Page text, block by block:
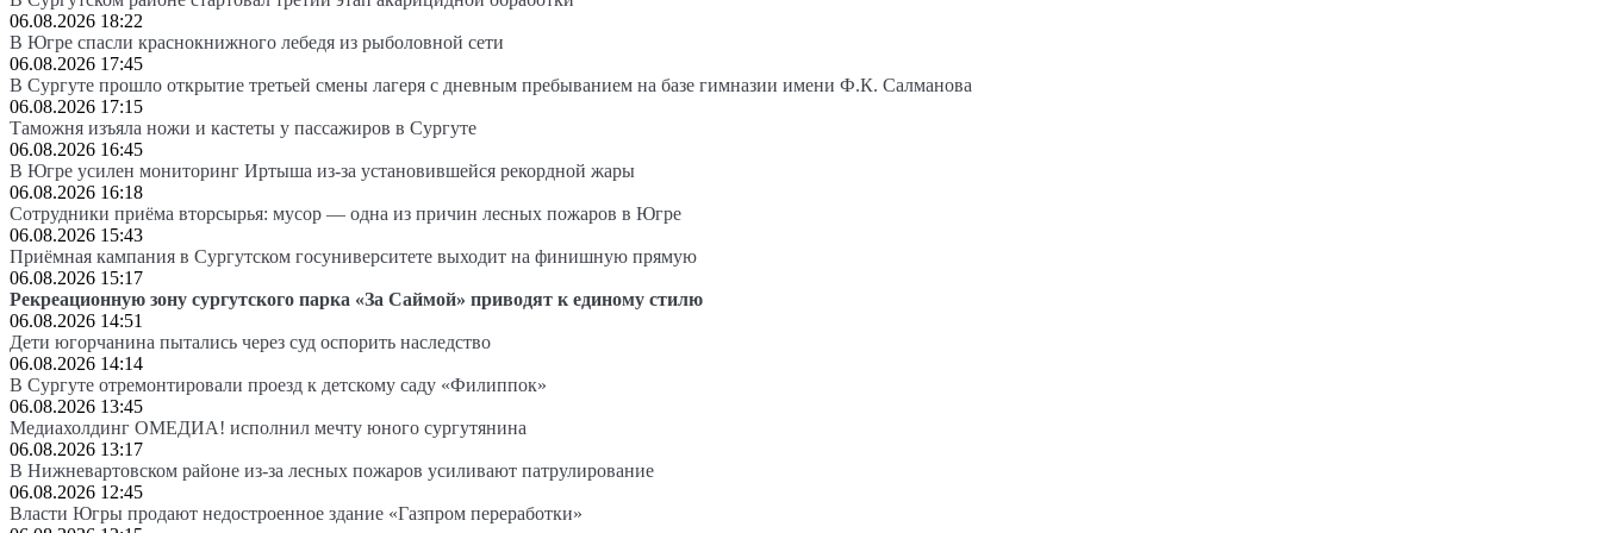
06.08.2026 18:22
В Югре спасли краснокнижного лебедя из рыболовной сети
06.08.2026 17:45
В Сургуте прошло открытие третьей смены лагеря с дневным пребыванием на базе гимназии имени Ф.К. Салманова
06.08.2026 17:15
Таможня изъяла ножи и кастеты у пассажиров в Сургуте
06.08.2026 16:45
В Югре усилен мониторинг Иртыша из-за установившейся рекордной жары
06.08.2026 16:18
Сотрудники приёма вторсырья: мусор — одна из причин лесных пожаров в Югре
06.08.2026 15:43
Приёмная кампания в Сургутском госуниверситете выходит на финишную прямую
06.08.2026 15:17
Рекреационную зону сургутского парка «За Саймой» приводят к единому стилю
06.08.2026 14:51
Дети югорчанина пытались через суд оспорить наследство
06.08.2026 14:14
В Сургуте отремонтировали проезд к детскому саду «Филиппок»
06.08.2026 13:45
Медиахолдинг ОМЕДИА! исполнил мечту юного сургутянина
06.08.2026 13:17
В Нижневартовском районе из-за лесных пожаров усиливают патрулирование
06.08.2026 12:45
Власти Югры продают недостроенное здание «Газпром переработки»